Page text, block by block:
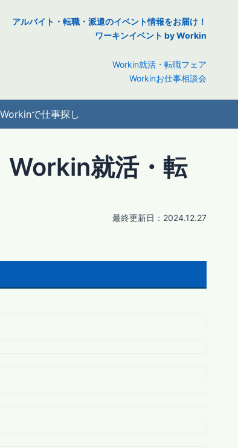
アルバイト・転職・派遣のイベント情報をお届け！
ワーキンイベント by Workin
Workin就活・転職フェア
Workinお仕事相談会
Workinで仕事探し
Workin就活・転
最終更新日： 2024.12.27